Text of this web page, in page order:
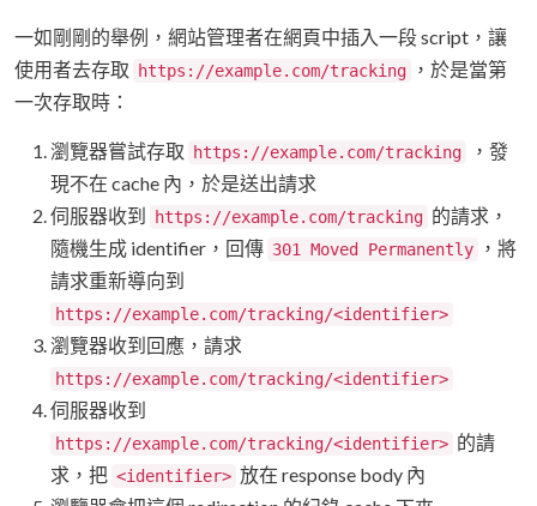
一如剛剛的舉例，網站管理者在網頁中插入一段 script，讓
使用者去存取
https://example.com/tracking
，於是當第
一次存取時：
瀏覽器嘗試存取 https://example.com/tracking
，發
現不在 cache 內，於是送出請求
伺服器收到
https://example.com/tracking 的請求，
隨機生成 identifier，回傳 301 Moved Permanently
，將
請求重新導向到
https://example.com/tracking/<identifier>
瀏覽器收到回應，請求
https://example.com/tracking/<identifier>
伺服器收到
https://example.com/tracking/<identifier> 的請
求，把 <identifier> 放在 response body 內